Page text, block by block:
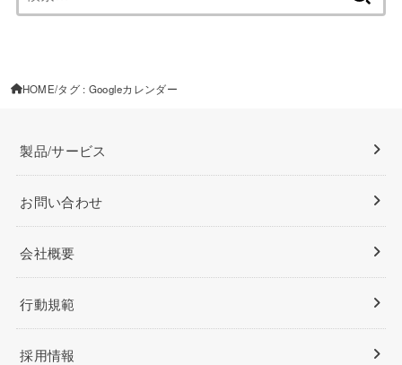
索:
HOME タグ : Googleカレンダー
製品/サービス
お問い合わせ
会社概要
行動規範
採用情報